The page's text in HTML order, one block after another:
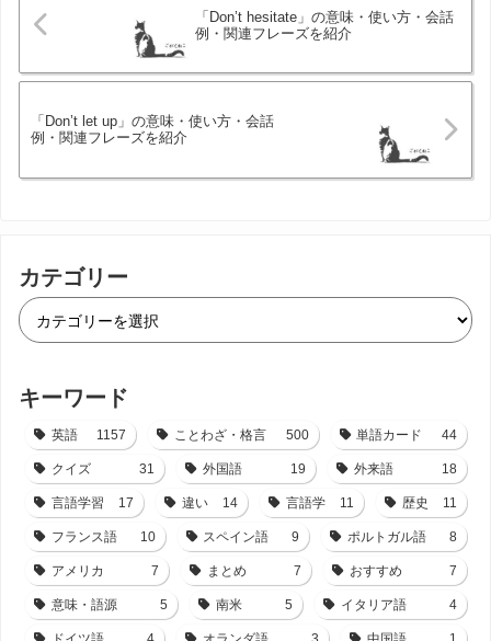
「Don’t hesitate」の意味・使い方・会話
例・関連フレーズを紹介
「Don’t let up」の意味・使い方・会話
例・関連フレーズを紹介
カテゴリー
キーワード
英語 1157 ことわざ・格言 500 単語カード 44
クイズ 31 外国語 19 外来語 18
言語学習 17 違い 14 言語学 11 歴史 11
フランス語 10 スペイン語 9 ポルトガル語 8
アメリカ 7 まとめ 7 おすすめ 7
意味・語源 5 南米 5 イタリア語 4